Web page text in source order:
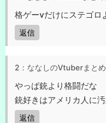
格ゲーvだけにステゴロ
返信
2：ななしのVtuberまとめ
やっぱ銃より格闘だな
銃好きはアメリカ人に
返信